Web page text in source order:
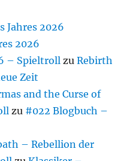
Jahres 2026
2026
– Spieltroll zuRebirth
Zeit
and the Curse of
zu #022 Blogbuch –
– Rebellion der